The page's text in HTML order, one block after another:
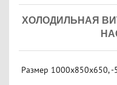
ХОЛОДИЛЬНАЯ
Размер 1000x850x650, -